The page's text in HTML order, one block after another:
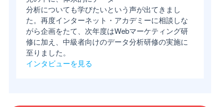
分析についても学びたいという声が出てきまし
た。再度インターネット・アカデミーに相談しな
がら企画をたて、次年度はWebマーケティング研
修に加え、中級者向けのデータ分析研修の実施に
至りました。
インタビューを見る